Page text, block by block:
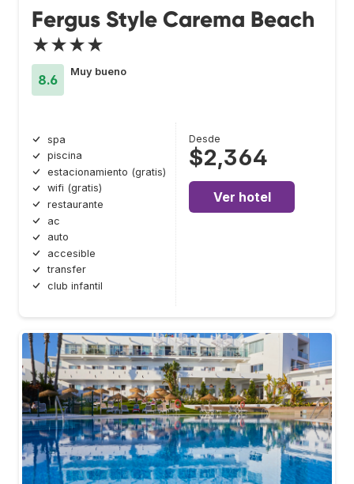
Fergus Style Carema Beach
★★★★
8.6
Muy bueno
spa
piscina
estacionamiento (gratis)
wifi (gratis)
restaurante
ac
auto
accesible
transfer
club infantil
Desde
$2,364
Ver hotel